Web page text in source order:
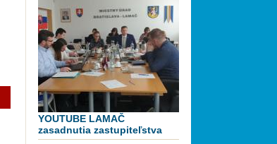
YOUTUBE LAMAČ
zasadnutia zastupiteľstva